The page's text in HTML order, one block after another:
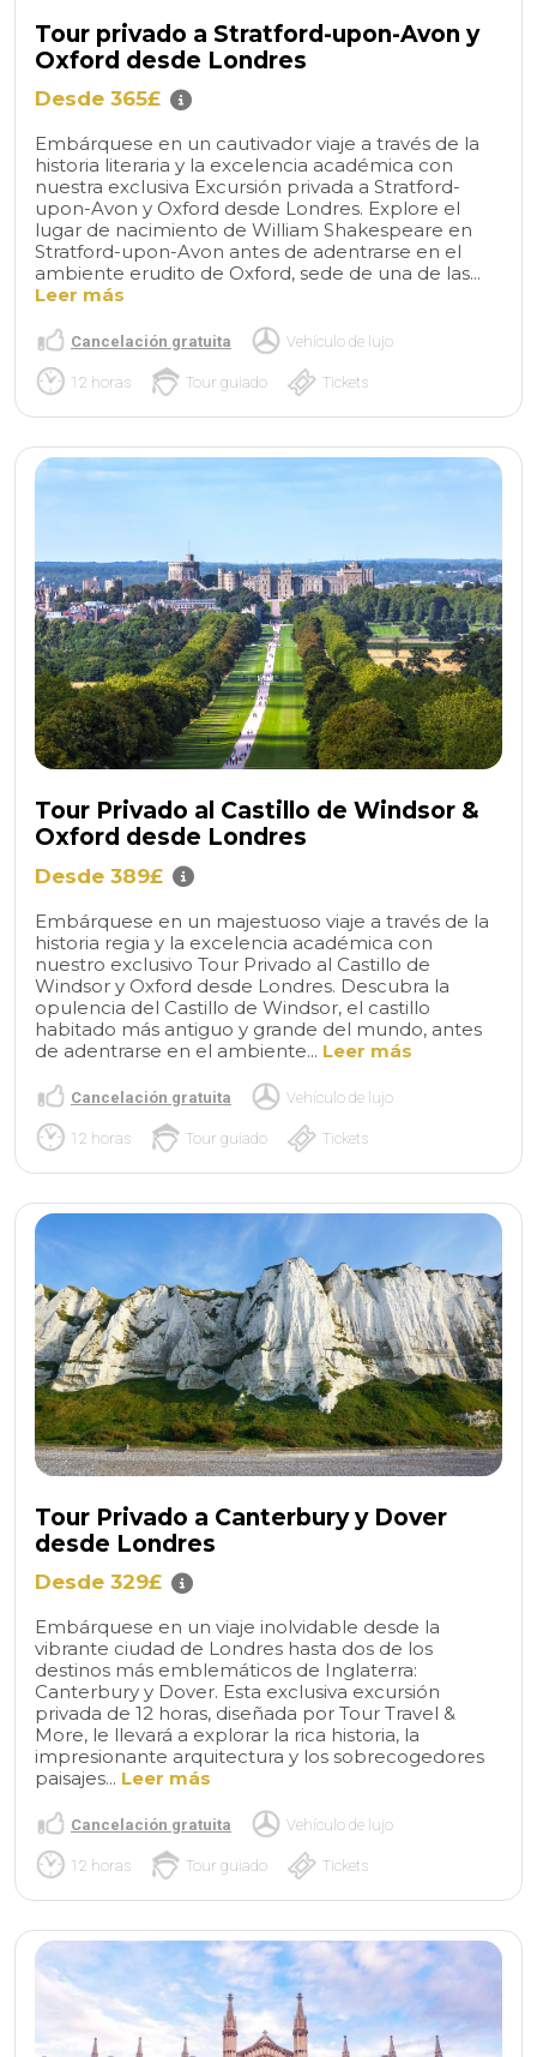
Tour privado a Stratford-upon-Avon y
Oxford desde Londres
Desde 365£
Embárquese en un cautivador viaje a través de la
historia literaria y la excelencia académica con
nuestra exclusiva Excursión privada a Stratford-
upon-Avon y Oxford desde Londres. Explore el
lugar de nacimiento de William Shakespeare en
Stratford-upon-Avon antes de adentrarse en el
ambiente erudito de Oxford, sede de una de las...
Leer más
Cancelación gratuita Vehículo de lujo
12 horas Tour guiado Tickets
Tour Privado al Castillo de Windsor &
Oxford desde Londres
Desde 389£
Embárquese en un majestuoso viaje a través de la
historia regia y la excelencia académica con
nuestro exclusivo Tour Privado al Castillo de
Windsor y Oxford desde Londres. Descubra la
opulencia del Castillo de Windsor, el castillo
habitado más antiguo y grande del mundo, antes
de adentrarse en el ambiente... Leer más
Cancelación gratuita Vehículo de lujo
12 horas Tour guiado Tickets
Tour Privado a Canterbury y Dover
desde Londres
Desde 329£
Embárquese en un viaje inolvidable desde la
vibrante ciudad de Londres hasta dos de los
destinos más emblemáticos de Inglaterra:
Canterbury y Dover. Esta exclusiva excursión
privada de 12 horas, diseñada por Tour Travel &
More, le llevará a explorar la rica historia, la
impresionante arquitectura y los sobrecogedores
paisajes... Leer más
Cancelación gratuita Vehículo de lujo
12 horas Tour guiado Tickets